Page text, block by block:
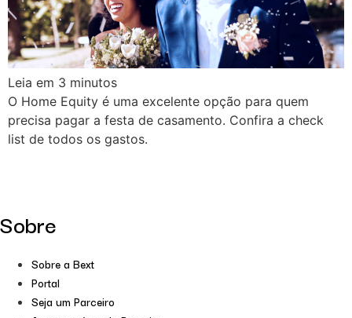
Leia em 3 minutos
O Home Equity é uma excelente opção para quem
precisa pagar a festa de casamento. Confira a check
list de todos os gastos.
Sobre
Sobre a Bext
Portal
Seja um Parceiro